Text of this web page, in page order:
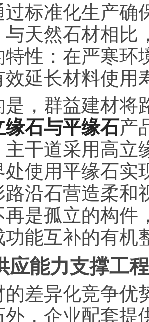
过标准化生产确
与天然石材相比
特性：在严寒环
效延长材料使用
是，群益建材将
缘石与平缘石产
主干道采用高立
处使用平缘石实
路沿石营造柔和
再是孤立的构件
功能互补的有机
应能力支撑工
的差异化竞争优
外，企业配套提